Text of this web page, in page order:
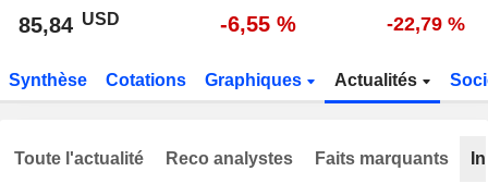
85,84 USD -6,55 % -22,79 %
Synthèse Cotations Graphiques Actualités
Toute l'actualité Reco analystes Faits marquants